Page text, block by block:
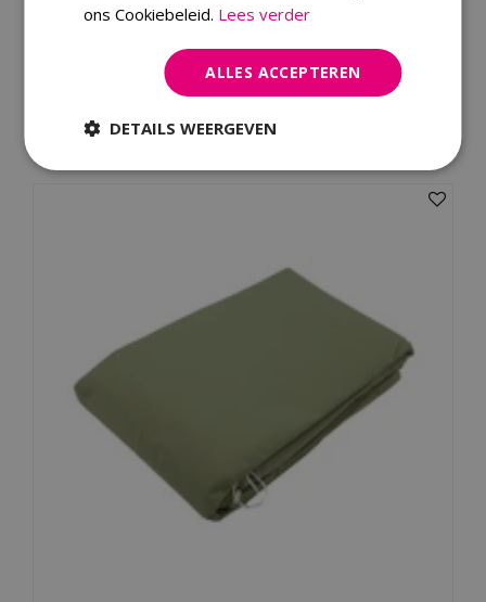
Dit product kopen
ons Cookiebeleid. Lees verder
ALLES ACCEPTEREN
DETAILS WEERGEVEN